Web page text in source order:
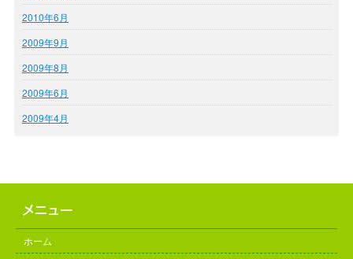
2010年6月
2009年9月
2009年8月
2009年6月
2009年4月
ホーム